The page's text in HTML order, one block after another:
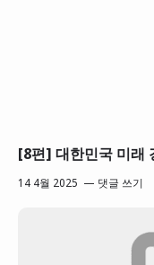
[8편] 대한민국 미래
14 4월 2025 댓글 쓰기